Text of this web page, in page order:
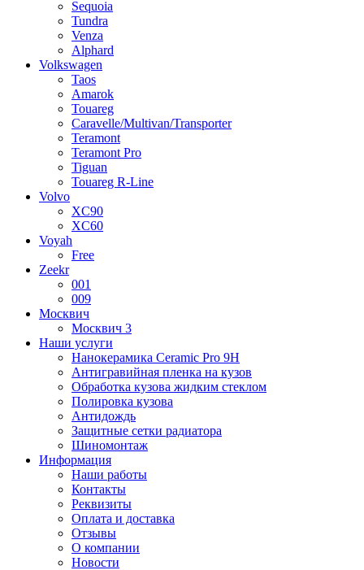
Sequoia
Tundra
Venza
Alphard
Volkswagen
Taos
Amarok
Touareg
Caravelle/Multivan/Transporter
Teramont
Teramont Pro
Tiguan
Touareg R-Line
Volvo
XC90
XC60
Voyah
Free
Zeekr
001
009
Москвич
Москвич 3
Наши услуги
Нанокерамика Ceramic Pro 9H
Антигравийная пленка на кузов
Обработка кузова жидким стеклом
Полировка кузова
Антидождь
Защитные сетки радиатора
Шиномонтаж
Информация
Наши работы
Контакты
Реквизиты
Оплата и доставка
Отзывы
О компании
Новости